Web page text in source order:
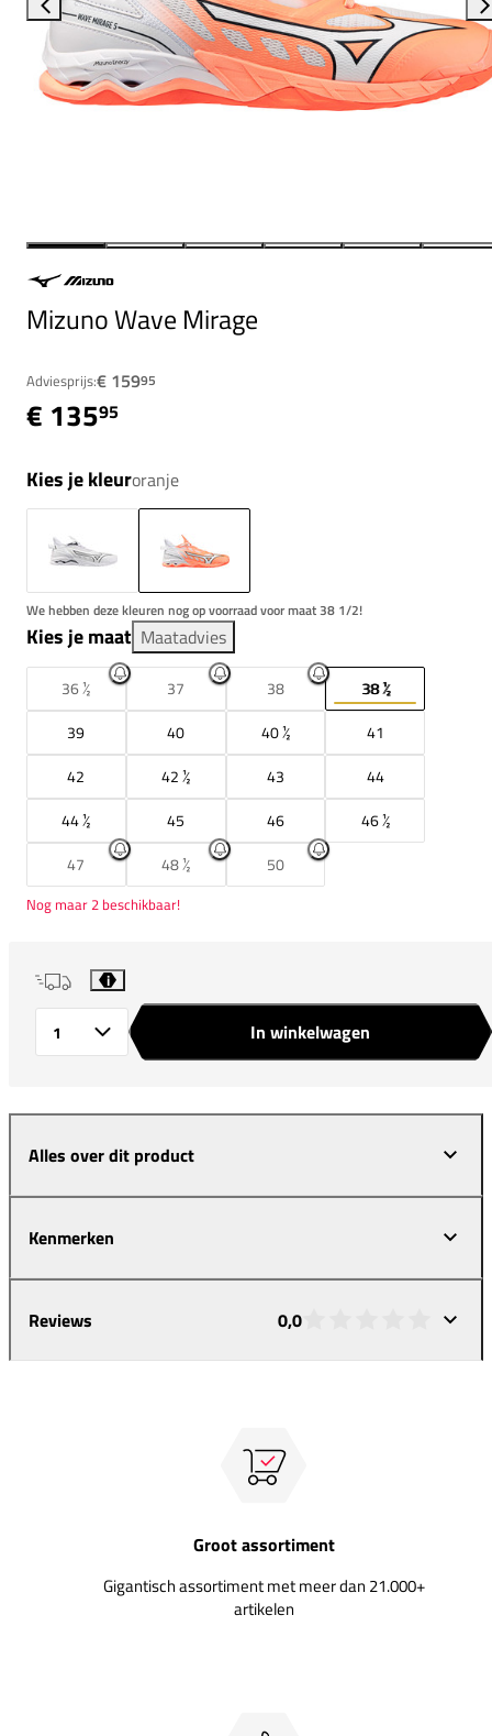
Mizuno Wave Mirage
Adviesprijs:€ 15995
€ 13595
Kies je kleuroranje
We hebben deze kleuren nog op voorraad voor maat 38 1/2!
Kies je maat Maatadvies
36 ½ 37 38
38 ½
39
40 40 ½
41
42
42 ½ 43
44
44 ½
45 46
46 ½
47
48 ½ 50
Nog maar 2 beschikbaar!
i
In winkelwagen
Alles over dit product
Kenmerken
Reviews 0,0
Groot assortiment
Gigantisch assortiment met meer dan 21.000+
artikelen